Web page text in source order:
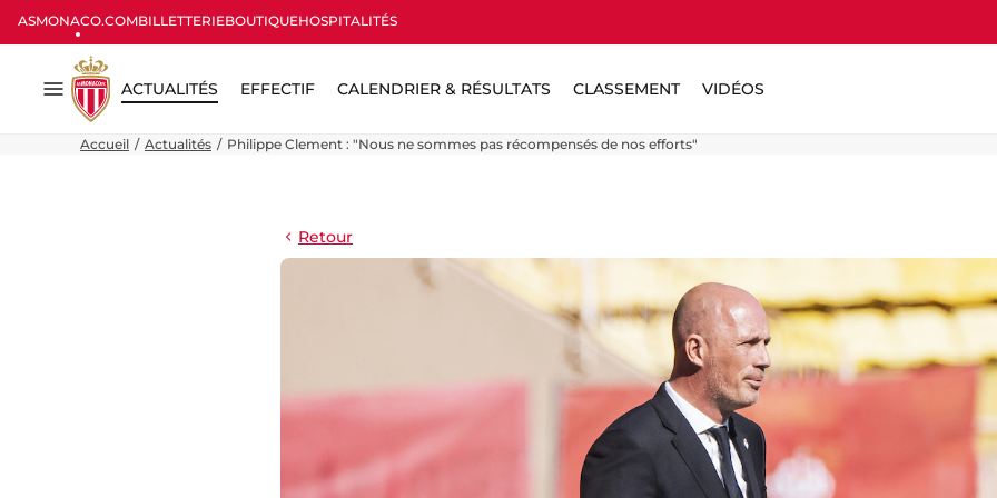
ASMONACO.COMBILLETTERIEBOUTIQUEHOSPITALITÉS
Menu
ACTUALITÉS EFFECTIF CALENDRIER & RÉSULTATS CLASSEMENT VIDÉOS
Accueil Actualités Philippe Clement : "Nous ne sommes pas récompensés de nos efforts"
Retour